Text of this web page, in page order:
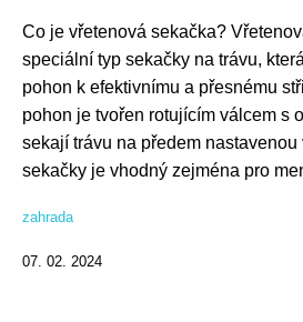
Co je vřetenová sekačka?
speciální typ sekačky na trávu,
pohon k efektivnímu a přesnému
pohon je tvořen rotujícím válcem s
sekají trávu na předem nastavenou
sekačky je vhodný zejména pro
zahrada
07. 02. 2024